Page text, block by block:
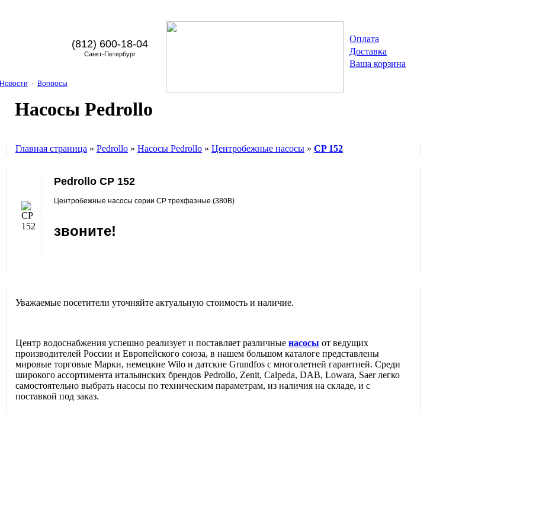
(812) 600-18-04
Санкт-Петербург
Новости · Вопросы
Оплата
Доставка
Ваша корзина
Насосы Pedrollo
Главная страница » Pedrollo » Насосы Pedrollo » Центробежные насосы » CP 152
Pedrollo CP 152
Центробежные насосы серии CP трехфазные (380В)
звоните!
Уважаемые посетители уточняйте актуальную стоимость и наличие.
Центр водоснабжения успешно реализует и поставляет различные насосы от ведущих
производителей России и Европейского союза, в нашем большом каталоге представлены
мировые торговые Марки, немецкие Wilo и датские Grundfos с многолетней гарантией. Среди
широкого ассортимента итальянских брендов Pedrollo, Zenit, Calpeda, DAB, Lowara, Saer легко
самостоятельно выбрать насосы по техническим параметрам, из наличия на складе, и с
поставкой под заказ.